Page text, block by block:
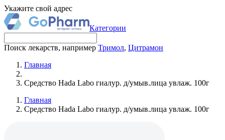
Укажите свой адрес
Категории
Поиск лекарств, например Тримол, Цитрамон
Главная
Средство Hada Labo гиалур. д/умыв.лица увлаж. 100г
Главная
Средство Hada Labo гиалур. д/умыв.лица увлаж. 100г